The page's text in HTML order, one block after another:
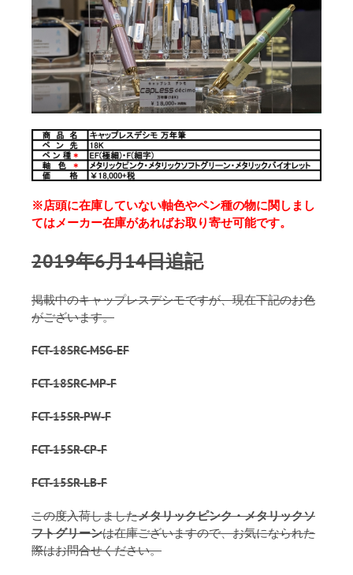
※店頭に在庫していない軸色やペン種の物に関しまし
てはメーカー在庫があればお取り寄せ可能です。
2019年6月14日追記
掲載中のキャップレスデシモですが、現在下記のお色
がございます。
FCT-18SRC-MSG-EF
FCT-18SRC-MP-F
FCT-15SR-PW-F
FCT-15SR-CP-F
FCT-15SR-LB-F
この度入荷しましたメタリックピンク・メタリックソ
フトグリーンは在庫ございますので、お気になられた
際はお問合せください。